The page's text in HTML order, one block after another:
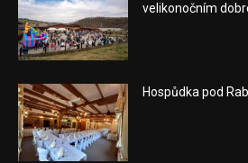
velikonočním
Hospůdka pod